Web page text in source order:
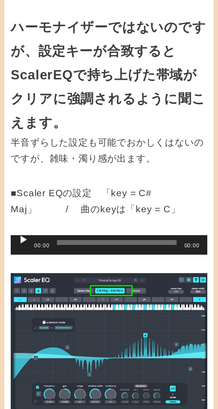
ハーモナイザーではないのです
が、設定キーが合致すると
ScalerEQで持ち上げた帯域が
クリアに強調されるように聞こ
えます。
半音ずらした設定も可能でおかしくはないの
ですが、雑味・濁り感が出ます。
■Scaler EQの設定 「key = C#
Maj」 / 曲のkeyは「key = C」
プ
レ
ー
00:00 00:00